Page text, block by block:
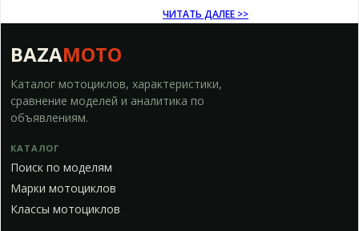
ЧИТАТЬ ДАЛЕЕ >>
BAZAMOTO
Каталог мотоциклов, характеристики,
сравнение моделей и аналитика по
объявлениям.
КАТАЛОГ
Поиск по моделям
Марки мотоциклов
Классы мотоциклов